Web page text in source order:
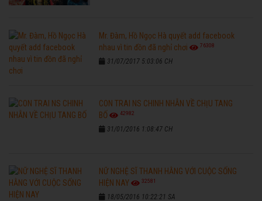
Mr. Đàm, Hồ Ngọc Hà quyết add facebook
nhau vì tin đồn đã nghỉ chơi
76308
31/07/2017 5:03:06 CH
CON TRAI NS CHINH NHẪN VỀ CHỊU TANG
BỐ
42982
31/01/2016 1:08:47 CH
NỮ NGHỆ SĨ THANH HẰNG VỚI CUỘC SỐNG
HIỆN NAY
32581
18/05/2016 10:22:21 SA